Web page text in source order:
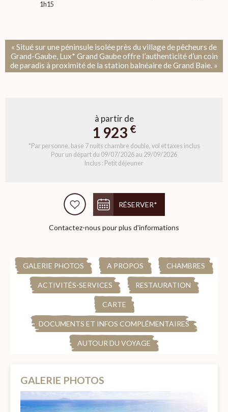
1h15
« Situé sur une péninsule isolée près du village de pêcheurs de
Grand-Gaube, Lux* Grand Gaube offre l’authenticité d’un coin
de paradis à proximité de la station balnéaire de Grand Baie. »
à partir de
1 923 €
*Par personne, base 7 nuits chambre double, vol et taxes inclus
Pour un départ du 09/07/2026 au 29/09/2026
Inclus : Petit déjeuner
RÉSERVER*
Contactez-nous pour plus d'informations
GALERIE PHOTOS A PROPOS CHAMBRES
ACTIVITÉS-SERVICES RESTAURATION
CARTE
DOCUMENTS ET INFOS COMPLÉMENTAIRES
AUTOUR DU VOYAGE
GALERIE PHOTOS